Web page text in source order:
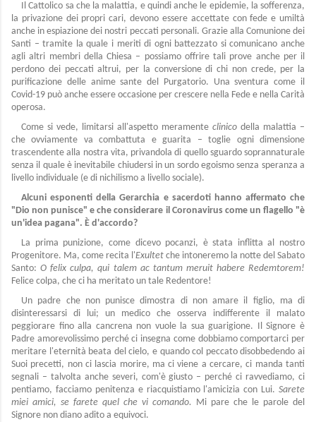
Il Cattolico sa che la malattia, e quindi anche le epidemie, la sofferenza,
la privazione dei propri cari, devono essere accettate con fede e umiltà
anche in espiazione dei nostri peccati personali. Grazie alla Comunione dei
Santi – tramite la quale i meriti di ogni battezzato si comunicano anche
agli altri membri della Chiesa – possiamo offrire tali prove anche per il
perdono dei peccati altrui, per la conversione di chi non crede, per la
purificazione delle anime sante del Purgatorio. Una sventura come il
Covid-19 può anche essere occasione per crescere nella Fede e nella Carità
operosa.
Come si vede, limitarsi all'aspetto meramenteclinico della malattia –
che ovviamente va combattuta e guarita – toglie ogni dimensione
trascendente alla nostra vita, privandola di quello sguardo soprannaturale
senza il quale è inevitabile chiudersi in un sordo egoismo senza speranza a
livello individuale (e di nichilismo a livello sociale).
Alcuni esponenti della Gerarchia e sacerdoti hanno affermato che
"Dio non punisce" e che considerare il Coronavirus come un flagello "è
un'idea pagana". È d'accordo?
La prima punizione, come dicevo pocanzi, è stata inflitta al nostro
Progenitore. Ma, come recita l'Exultet che intoneremo la notte del Sabato
Santo:O felix culpa, qui talem ac tantum meruit habere Redemtorem!
Felice colpa, che ci ha meritato un tale Redentore!
Un padre che non punisce dimostra di non amare il figlio, ma di
disinteressarsi di lui; un medico che osserva indifferente il malato
peggiorare fino alla cancrena non vuole la sua guarigione. Il Signore è
Padre amorevolissimo perché ci insegna come dobbiamo comportarci per
meritare l'eternità beata del cielo, e quando col peccato disobbedendo ai
Suoi precetti, non ci lascia morire, ma ci viene a cercare, ci manda tanti
segnali – talvolta anche severi, com'è giusto – perché ci ravvediamo, ci
pentiamo, facciamo penitenza e riacquistiamo l'amicizia con Lui. Sarete
miei amici, se farete quel che vi comando. Mi pare che le parole del
Signore non diano adito a equivoci.